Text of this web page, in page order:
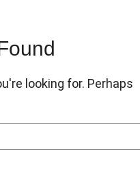
looking for. Perhaps